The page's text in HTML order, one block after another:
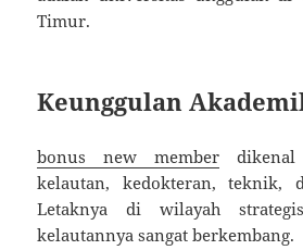
Timur.
Keunggulan
bonus new memberdikenal
kelautan, kedokteran, teknik,
Letaknya di wilayah
kelautannya sangat berkembang.